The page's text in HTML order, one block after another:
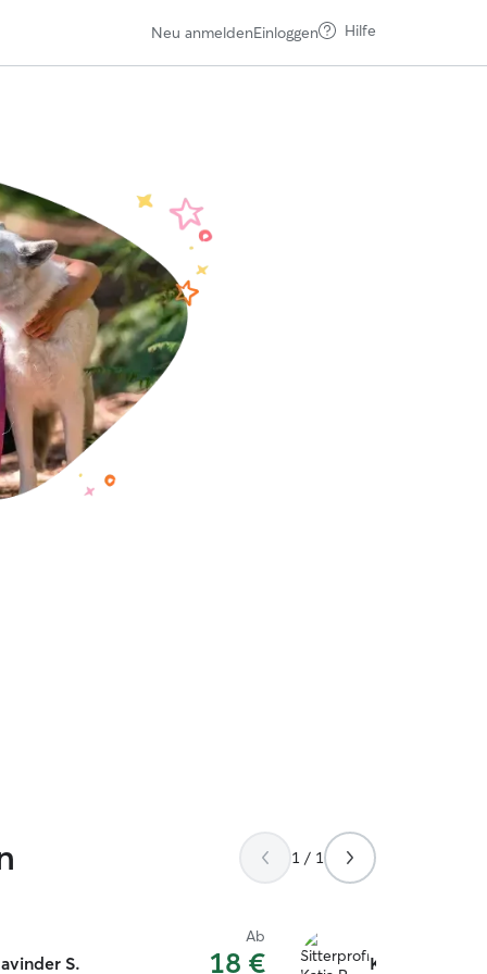
Neu anmeldenEinloggen Hilfe
1 / 1
S.
Ab
18 € Katja R.